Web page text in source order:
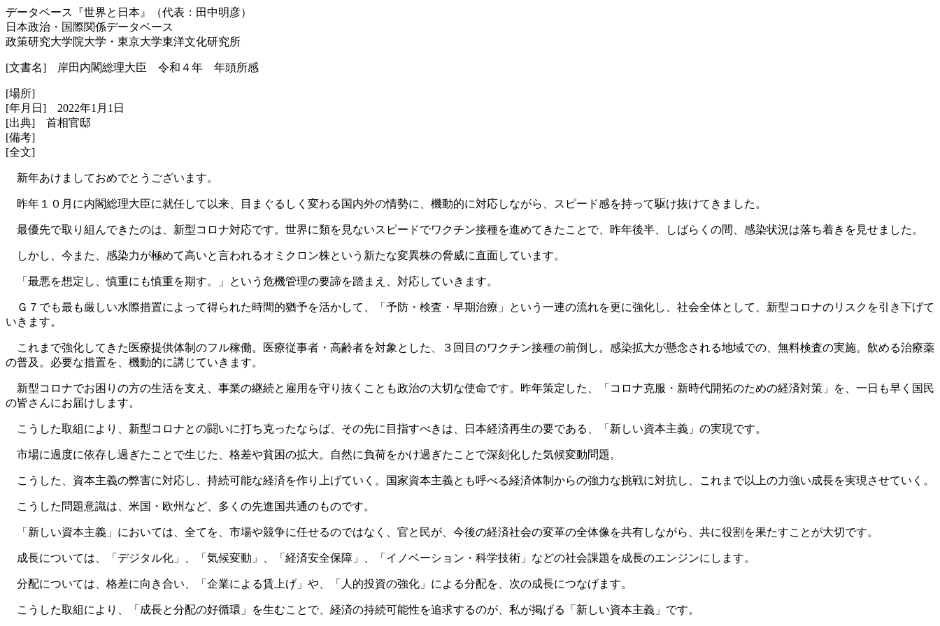
データベース『世界と日本』（代表：田中明彦）
日本政治・国際関係データベース
政策研究大学院大学・東京大学東洋文化研究所
[文書名] 岸田内閣総理大臣 令和４年 年頭所感
[場所]
[年月日] 2022年1月1日
[出典] 首相官邸
[備考]
[全文]
新年あけましておめでとうございます。
昨年１０月に内閣総理大臣に就任して以来、目まぐるしく変わる国内外の情勢に、機動的に対応しながら、スピード感を持って駆け抜けてきました。
最優先で取り組んできたのは、新型コロナ対応です。世界に類を見ないスピードでワクチン接種を進めてきたことで、昨年後半、しばらくの間、感染状況は落ち着きを見せました。
しかし、今また、感染力が極めて高いと言われるオミクロン株という新たな変異株の脅威に直面しています。
「最悪を想定し、慎重にも慎重を期す。」という危機管理の要諦を踏まえ、対応していきます。
Ｇ７でも最も厳しい水際措置によって得られた時間的猶予を活かして、「予防・検査・早期治療」という一連の流れを更に強化し、社会全体として、新型コロナのリスクを引き下げて
いきます。
これまで強化してきた医療提供体制のフル稼働。医療従事者・高齢者を対象とした、３回目のワクチン接種の前倒し。感染拡大が懸念される地域での、無料検査の実施。飲める治療薬
の普及。必要な措置を、機動的に講じていきます。
新型コロナでお困りの方の生活を支え、事業の継続と雇用を守り抜くことも政治の大切な使命です。昨年策定した、「コロナ克服・新時代開拓のための経済対策」を、一日も早く国民
の皆さんにお届けします。
こうした取組により、新型コロナとの闘いに打ち克ったならば、その先に目指すべきは、日本経済再生の要である、「新しい資本主義」の実現です。
市場に過度に依存し過ぎたことで生じた、格差や貧困の拡大。自然に負荷をかけ過ぎたことで深刻化した気候変動問題。
こうした、資本主義の弊害に対応し、持続可能な経済を作り上げていく。国家資本主義とも呼べる経済体制からの強力な挑戦に対抗し、これまで以上の力強い成長を実現させていく。
こうした問題意識は、米国・欧州など、多くの先進国共通のものです。
「新しい資本主義」においては、全てを、市場や競争に任せるのではなく、官と民が、今後の経済社会の変革の全体像を共有しながら、共に役割を果たすことが大切です。
成長については、「デジタル化」、「気候変動」、「経済安全保障」、「イノベーション・科学技術」などの社会課題を成長のエンジンにします。
分配については、格差に向き合い、「企業による賃上げ」や、「人的投資の強化」による分配を、次の成長につなげます。
こうした取組により、「成長と分配の好循環」を生むことで、経済の持続可能性を追求するのが、私が掲げる「新しい資本主義」です。